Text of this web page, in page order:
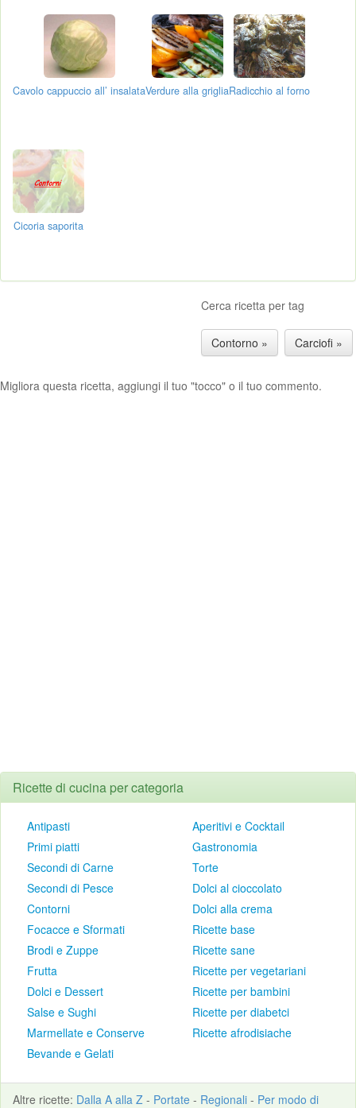
Cavolo cappuccio all’ insalataVerdure alla grigliaRadicchio al forno
Cicoria saporita
Cerca ricetta per tag
Contorno » Carciofi »
Migliora questa ricetta, aggiungi il tuo "tocco" o il tuo commento.
Ricette di cucina per categoria
Antipasti
Primi piatti
Secondi di Carne
Secondi di Pesce
Contorni
Focacce e Sformati
Brodi e Zuppe
Frutta
Dolci e Dessert
Salse e Sughi
Marmellate e Conserve
Bevande e Gelati
Aperitivi e Cocktail
Gastronomia
Torte
Dolci al cioccolato
Dolci alla crema
Ricette base
Ricette sane
Ricette per vegetariani
Ricette per bambini
Ricette per diabetci
Ricette afrodisiache
Altre ricette: Dalla A alla Z - Portate - Regionali - Per modo di